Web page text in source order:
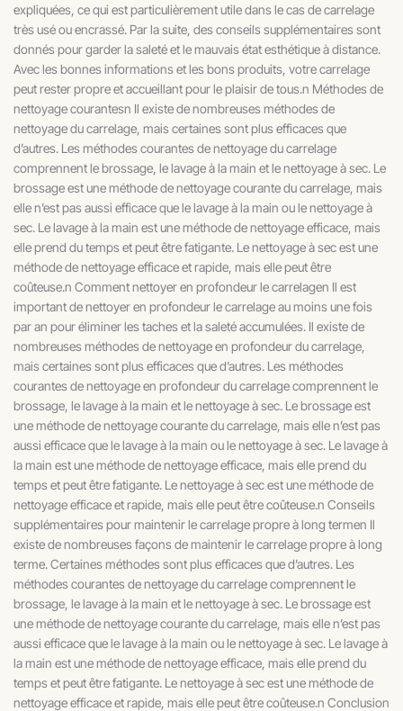
expliquées, ce qui est particulièrement utile dans le cas de carrelage
très usé ou encrassé. Par la suite, des conseils supplémentaires sont
donnés pour garder la saleté et le mauvais état esthétique à distance.
Avec les bonnes informations et les bons produits, votre carrelage
peut rester propre et accueillant pour le plaisir de tous.n Méthodes de
nettoyage courantesn Il existe de nombreuses méthodes de
nettoyage du carrelage, mais certaines sont plus efficaces que
d’autres. Les méthodes courantes de nettoyage du carrelage
comprennent le brossage, le lavage à la main et le nettoyage à sec. Le
brossage est une méthode de nettoyage courante du carrelage, mais
elle n’est pas aussi efficace que le lavage à la main ou le nettoyage à
sec. Le lavage à la main est une méthode de nettoyage efficace, mais
elle prend du temps et peut être fatigante. Le nettoyage à sec est une
méthode de nettoyage efficace et rapide, mais elle peut être
coûteuse.n Comment nettoyer en profondeur le carrelagen Il est
important de nettoyer en profondeur le carrelage au moins une fois
par an pour éliminer les taches et la saleté accumulées. Il existe de
nombreuses méthodes de nettoyage en profondeur du carrelage,
mais certaines sont plus efficaces que d’autres. Les méthodes
courantes de nettoyage en profondeur du carrelage comprennent le
brossage, le lavage à la main et le nettoyage à sec. Le brossage est
une méthode de nettoyage courante du carrelage, mais elle n’est pas
aussi efficace que le lavage à la main ou le nettoyage à sec. Le lavage à
la main est une méthode de nettoyage efficace, mais elle prend du
temps et peut être fatigante. Le nettoyage à sec est une méthode de
nettoyage efficace et rapide, mais elle peut être coûteuse.n Conseils
supplémentaires pour maintenir le carrelage propre à long termen Il
existe de nombreuses façons de maintenir le carrelage propre à long
terme. Certaines méthodes sont plus efficaces que d’autres. Les
méthodes courantes de nettoyage du carrelage comprennent le
brossage, le lavage à la main et le nettoyage à sec. Le brossage est
une méthode de nettoyage courante du carrelage, mais elle n’est pas
aussi efficace que le lavage à la main ou le nettoyage à sec. Le lavage à
la main est une méthode de nettoyage efficace, mais elle prend du
temps et peut être fatigante. Le nettoyage à sec est une méthode de
nettoyage efficace et rapide, mais elle peut être coûteuse.n Conclusion